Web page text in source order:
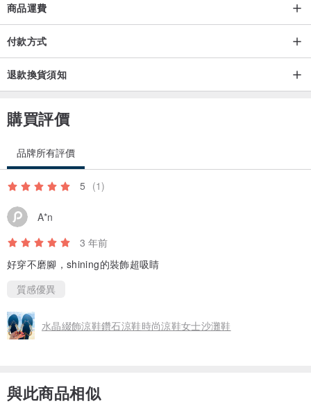
商品運費
付款方式
退款換貨須知
購買評價
品牌所有評價
5 (1)
A*n
3 年前
好穿不磨腳，shining的裝飾超吸睛
質感優異
水晶綴飾涼鞋鑽石涼鞋時尚涼鞋女士沙灘鞋
與此商品相似